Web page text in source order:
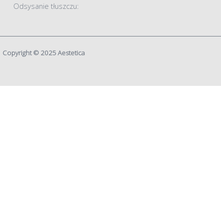
Odsysanie tłuszczu:
Copyright © 2025 Aestetica